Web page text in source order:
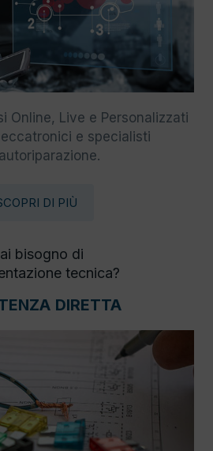
Online, Live e Personalizzati
e specialisti
DI PIÙ
bisogno di
tecnica?
DIRETTA